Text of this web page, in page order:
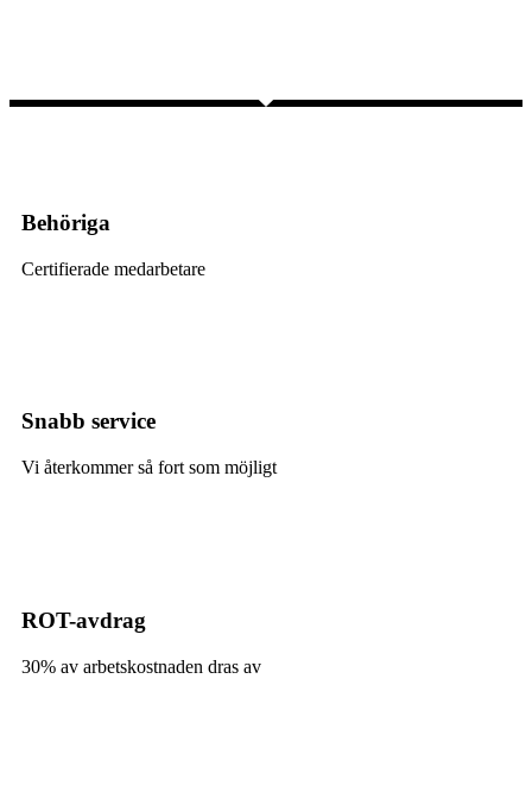
Behöriga
Certifierade medarbetare
Snabb service
Vi återkommer så fort som möjligt
ROT-avdrag
30% av arbetskostnaden dras av